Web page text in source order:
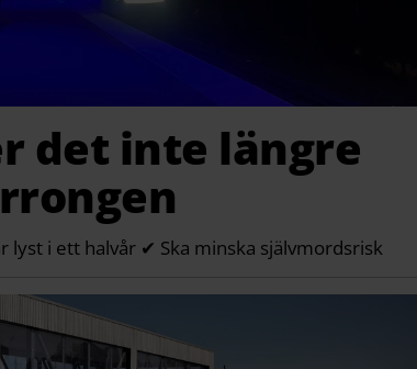
det inte längre
lyst i ett halvår ✔ Ska minska självmordsrisk